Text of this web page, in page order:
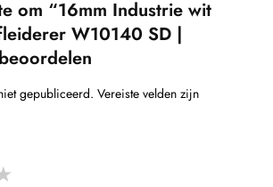
om “16mm Industrie wit
W10140 SD |
gepubliceerd. Vereiste velden zijn